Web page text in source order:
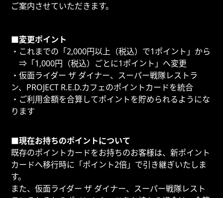
ご案内させていただきます。
■変更ポイント
・これまでの「2,000円以上（税込）で1ポイント」から
⇒「1,000円（税込）ごとに1ポイント」へ変更
・仮面ライダー ザ ダイナー、スーパー戦隊レストラ
ン、PROJECT R.E.D.カフェのポイントカードを統合
・ご利用金額を合算してポイントを貯められるようにな
ります
■現在お持ちのポイントについて
既存のポイントカードをお持ちのお客様は、新ポイント
カードへ移行時に「ポイント2倍」で引き継ぎいたしま
す。
また、仮面ライダー ザ ダイナー、スーパー戦隊レスト